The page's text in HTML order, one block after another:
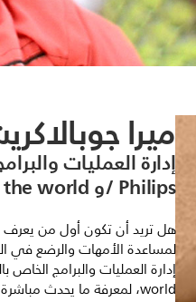
ميرا
إدارة العمليات
Philips /و Imaging the world
لمساعدة الأمهات والرضع في
world، لمعرفة ما يحدث مباشرة من شركائنا المتواجدين في حقل العمل.